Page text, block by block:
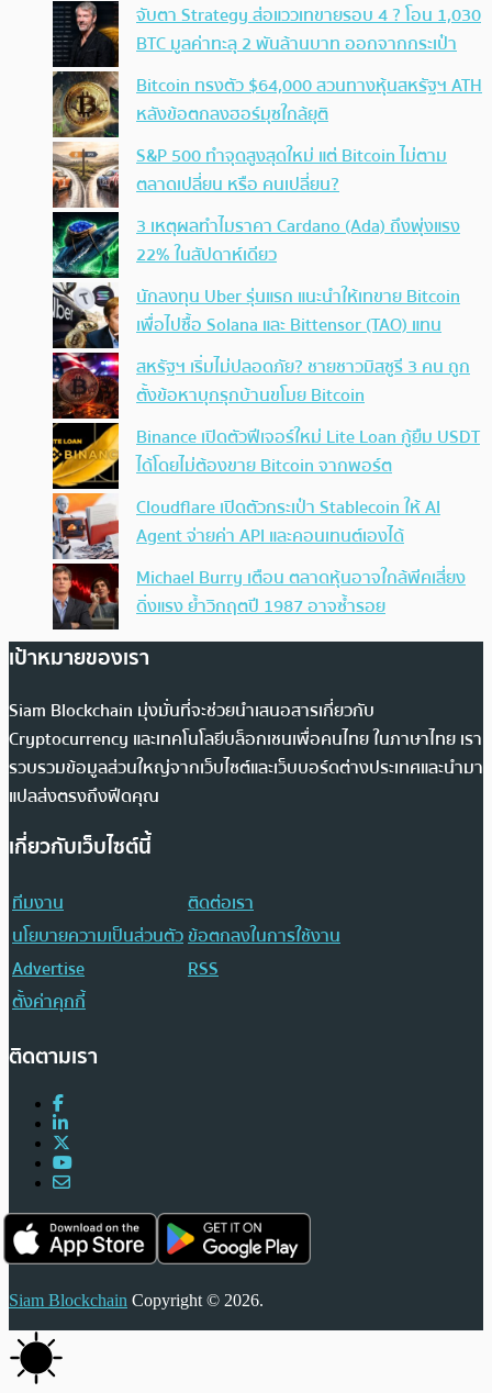
จับตา Strategy ส่อแววเทขายรอบ 4 ? โอน 1,030
BTC มูลค่าทะลุ 2 พันล้านบาท ออกจากกระเป๋า
Bitcoin ทรงตัว $64,000 สวนทางหุ้นสหรัฐฯ ATH
หลังข้อตกลงฮอร์มุซใกล้ยุติ
S&P 500 ทำจุดสูงสุดใหม่ แต่ Bitcoin ไม่ตาม
ตลาดเปลี่ยน หรือ คนเปลี่ยน?
3 เหตุผลทำไมราคา Cardano (Ada) ถึงพุ่งแรง
22% ในสัปดาห์เดียว
นักลงทุน Uber รุ่นแรก แนะนำให้เทขาย Bitcoin
เพื่อไปซื้อ Solana และ Bittensor (TAO) แทน
สหรัฐฯ เริ่มไม่ปลอดภัย? ชายชาวมิสซูรี 3 คน ถูก
ตั้งข้อหาบุกรุกบ้านขโมย Bitcoin
Binance เปิดตัวฟีเจอร์ใหม่ Lite Loan กู้ยืม USDT
ได้โดยไม่ต้องขาย Bitcoin จากพอร์ต
Cloudflare เปิดตัวกระเป๋า Stablecoin ให้ AI
Agent จ่ายค่า API และคอนเทนต์เองได้
Michael Burry เตือน ตลาดหุ้นอาจใกล้พีคเสี่ยง
ดิ่งแรง ย้ำวิกฤตปี 1987 อาจซ้ำรอย
เป้าหมายของเรา
Siam Blockchain มุ่งมั่นที่จะช่วยนำเสนอสารเกี่ยวกับ
Cryptocurrency และเทคโนโลยีบล็อกเชนเพื่อคนไทย ในภาษาไทย เรา
รวบรวมข้อมูลส่วนใหญ่จากเว็บไซต์และเว็บบอร์ดต่างประเทศและนำมา
แปลส่งตรงถึงฟีดคุณ
เกี่ยวกับเว็บไซต์นี้
ทีมงาน
ติดต่อเรา
นโยบายความเป็นส่วนตัวข้อตกลงในการใช้งาน
Advertise
RSS
ตั้งค่าคุกกี้
ติดตามเรา
Siam Blockchain Copyright © 2026.